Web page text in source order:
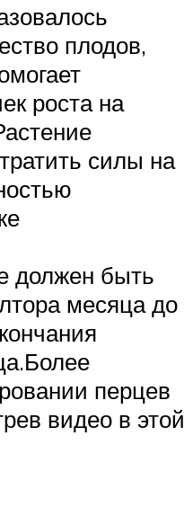
плодов,
роста на
силы на
должен быть
месяца до
перцев
видео в этой